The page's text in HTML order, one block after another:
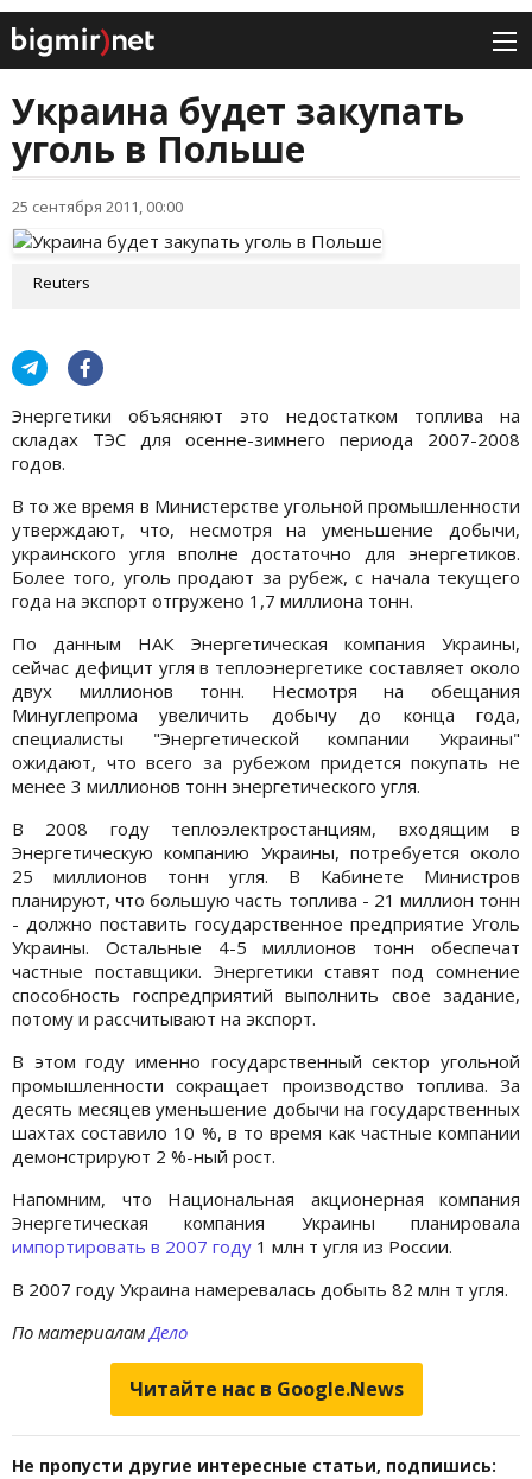
Украина будет закупать
уголь в Польше
25 сентября 2011, 00:00
Reuters
Энергетики объясняют это недостатком топлива на
складах ТЭС для осенне-зимнего периода 2007-2008
годов.
В то же время в Министерстве угольной промышленности
утверждают, что, несмотря на уменьшение добычи,
украинского угля вполне достаточно для энергетиков.
Более того, уголь продают за рубеж, с начала текущего
года на экспорт отгружено 1,7 миллиона тонн.
По данным НАК Энергетическая компания Украины,
сейчас дефицит угля в теплоэнергетике составляет около
двух миллионов тонн. Несмотря на обещания
Минуглепрома увеличить добычу до конца года,
специалисты "Энергетической компании Украины"
ожидают, что всего за рубежом придется покупать не
менее 3 миллионов тонн энергетического угля.
В 2008 году теплоэлектростанциям, входящим в
Энергетическую компанию Украины, потребуется около
25 миллионов тонн угля. В Кабинете Министров
планируют, что большую часть топлива - 21 миллион тонн
- должно поставить государственное предприятие Уголь
Украины. Остальные 4-5 миллионов тонн обеспечат
частные поставщики. Энергетики ставят под сомнение
способность госпредприятий выполнить свое задание,
потому и рассчитывают на экспорт.
В этом году именно государственный сектор угольной
промышленности сокращает производство топлива. За
десять месяцев уменьшение добычи на государственных
шахтах составило 10 %, в то время как частные компании
демонстрируют 2 %-ный рост.
Напомним, что Национальная акционерная компания
Энергетическая компания Украины планировала
импортировать в 2007 году 1 млн т угля из России.
В 2007 году Украина намеревалась добыть 82 млн т угля.
По материаламДело
Читайте нас в Google.News
Не пропусти другие интересные статьи, подпишись: